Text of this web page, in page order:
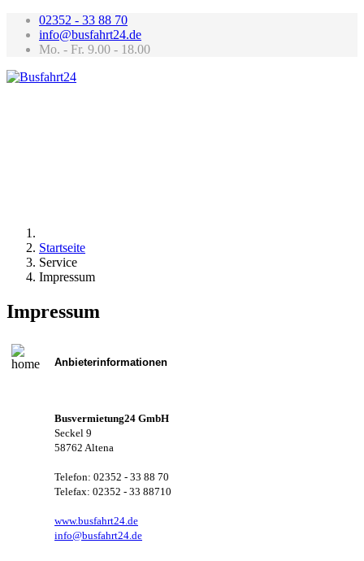
02352 - 33 88 70
info@busfahrt24.de
Mo. - Fr. 9.00 - 18.00
Startseite
Service
Impressum
Impressum
Anbieterinformationen
Busvermietung24 GmbH
Seckel 9
58762 Altena
Telefon: 02352 - 33 88 70
Telefax: 02352 - 33 88710
www.busfahrt24.de
info@busfahrt24.de